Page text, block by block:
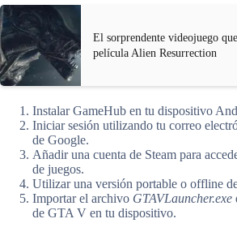
El sorprendente videojuego
película Alien Resurrection
Instalar GameHub en tu dispositivo
Iniciar sesión utilizando tu correo
de Google.
Añadir una cuenta de Steam para
de juegos.
Utilizar una versión portable o offline
Importar el archivo GTAVLauncher.exe
de GTA V en tu dispositivo.